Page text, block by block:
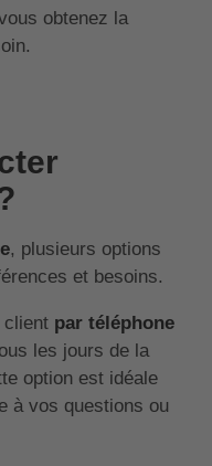
obtenez la
, plusieurs options
et besoins.
client par téléphone
les jours de la
option est idéale
à vos questions ou